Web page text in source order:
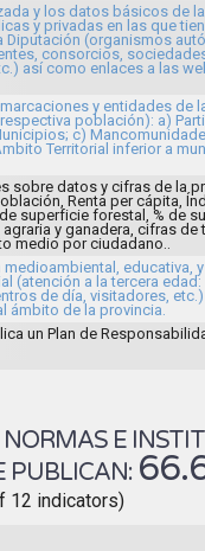
y los datos básicos de
y privadas en las que
Diputación (organismos
consorcios,
así como enlaces a las
y entidades de
población): a)
c)
Territorial inferior a
sobre datos y cifras de la
Renta per cápita,
superficie forestal, % de
y ganadera, cifras de
medio por ciudadano..
educativa,
(atención a la tercera edad:
de día, visitadores, etc.)
ámbito de la provincia.
un Plan de
E
PUBLICAN:
12 indicators)